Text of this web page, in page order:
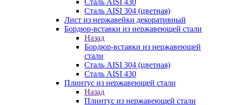
Сталь AISI 430
Сталь AISI 304 (цветная)
Лист из нержавейки декоративный
Бордюр-вставки из нержавеющей стали
Назад
Бордюр-вставки из нержавеющей
стали
Сталь AISI 304 (цветная)
Сталь AISI 430
Плинтус из нержавеющей стали
Назад
Плинтус из нержавеющей стали